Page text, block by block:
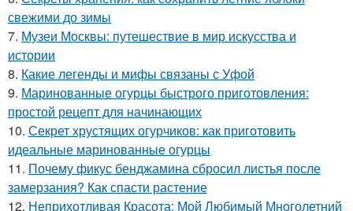
свежими до зимы
7. Музеи Москвы: путешествие в мир искусства и
истории
8. Какие легенды и мифы связаны с Уфой
9. Маринованные огурцы быстрого приготовления:
простой рецепт для начинающих
10. Секрет хрустящих огурчиков: как приготовить
идеальные маринованные огурцы
11. Почему фикус бенджамина сбросил листья после
замерзания? Как спасти растение
12. Неприхотливая Красота: Мой Любимый Многолетний